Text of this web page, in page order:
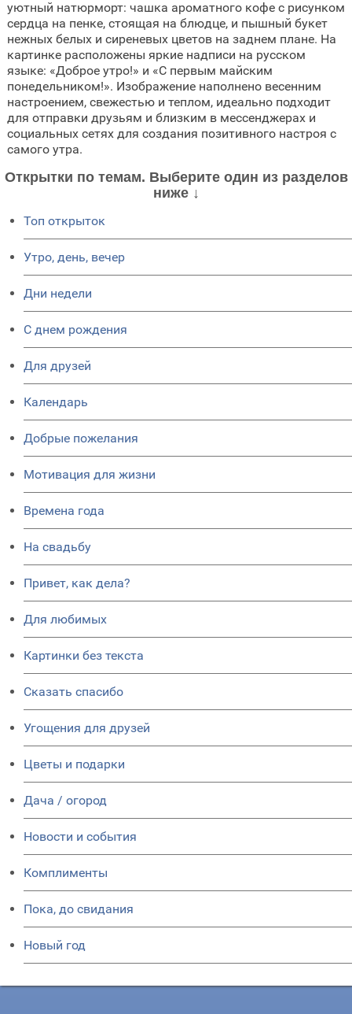
уютный натюрморт: чашка ароматного кофе с рисунком
сердца на пенке, стоящая на блюдце, и пышный букет
нежных белых и сиреневых цветов на заднем плане. На
картинке расположены яркие надписи на русском
языке: «Доброе утро!» и «С первым майским
понедельником!». Изображение наполнено весенним
настроением, свежестью и теплом, идеально подходит
для отправки друзьям и близким в мессенджерах и
социальных сетях для создания позитивного настроя с
самого утра.
Открытки по темам. Выберите один из разделов
ниже ↓
Топ открыток
Утро, день, вечер
Дни недели
C днем рождения
Для друзей
Календарь
Добрые пожелания
Мотивация для жизни
Времена года
На свадьбу
Привет, как дела?
Для любимых
Картинки без текста
Сказать спасибо
Угощения для друзей
Цветы и подарки
Дача / огород
Новости и события
Комплименты
Пока, до свидания
Новый год